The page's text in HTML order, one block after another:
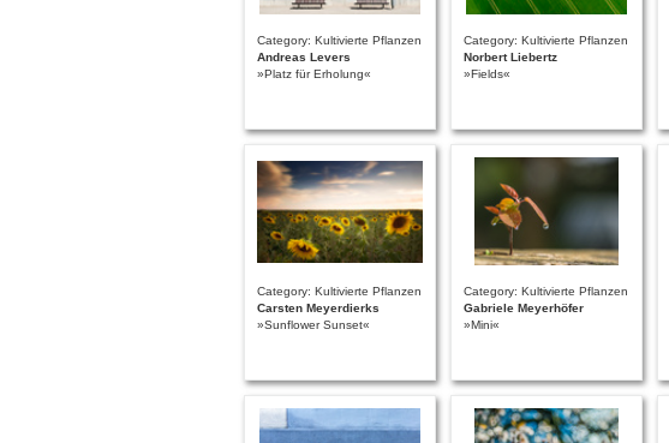
Category: Kultivierte Pflanzen
Andreas Levers
»Platz für Erholung«
Category: Kultivierte Pflanzen
Norbert Liebertz
»Fields«
Category: Kultivierte Pflanzen
Carsten Meyerdierks
»Sunflower Sunset«
Category: Kultivierte Pflanzen
Gabriele Meyerhöfer
»Mini«